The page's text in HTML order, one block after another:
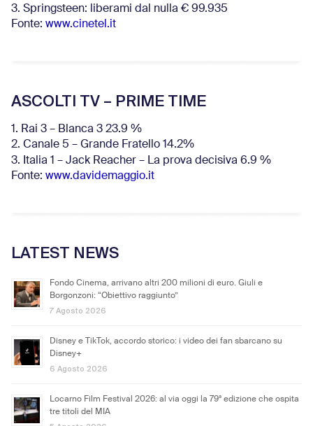
3. Springsteen: liberami dal nulla € 99.935
Fonte: www.cinetel.it
ASCOLTI TV – PRIME TIME
1. Rai 3 – Blanca 3 23.9 %
2. Canale 5 – Grande Fratello 14.2%
3. Italia 1 – Jack Reacher – La prova decisiva 6.9 %
Fonte: www.davidemaggio.it
LATEST NEWS
Fondo Cinema, arrivano altri 200 milioni di euro. Giuli e
Borgonzoni: “Obiettivo raggiunto”
7 Agosto 2026
Disney e TikTok, accordo storico: i video dei fan sbarcano su
Disney+
6 Agosto 2026
Locarno Film Festival 2026: al via oggi la 79ª edizione che ospita
tre titoli del MIA